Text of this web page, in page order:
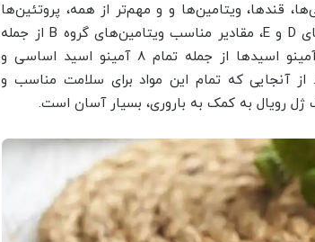
قندها، ویتامین‌ها و و مهم‌تر از همه، پروتئین‌ها
است. این ماده حاوی مقادیر بالای ویتامین‌های D و E، مقادیر مناسب ویتامین‌های گروه B از جمله
مقادیر بالای ویتامین B5 و ویتامین B6 و آمینو اسیدها از جمله تمام ۸ آمینو اسید اساسی و
آنجایی که تمام این مواد برای سلامت مناسب و
ژل رویال به کمک به باروری، بسیار آسان است.